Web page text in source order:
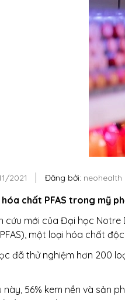
2021 Đăng bởi: neohealth
chất PFAS trong mỹ
cứu mới của Đại học
một loại hóa chất
đã thử nghiệm hơn 200
này, 56% kem nền và sản